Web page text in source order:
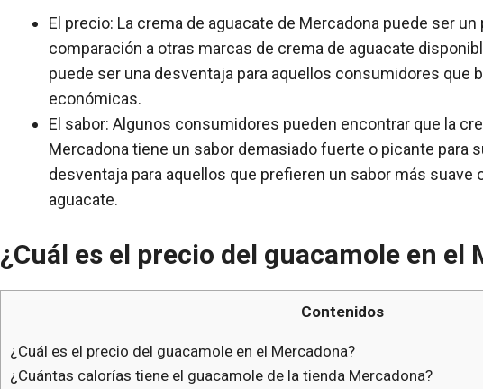
El precio: La crema de aguacate de Mercadona puede ser
comparación a otras marcas de crema de aguacate
puede ser una desventaja para aquellos consumidores que
económicas.
El sabor: Algunos consumidores pueden encontrar que la
Mercadona tiene un sabor demasiado fuerte o picante para
desventaja para aquellos que prefieren un sabor más suave
aguacate.
¿Cuál es el precio del guacamole en el
Contenidos
¿Cuál es el precio del guacamole en el Mercadona?
¿Cuántas calorías tiene el guacamole de la tienda Mercadona?